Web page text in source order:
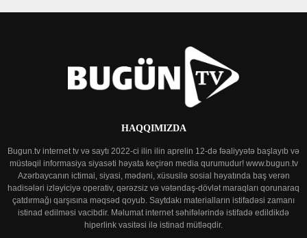
HAQQIMIZDA
Bugun.tv internet tv və saytı 2022-ci ilin ilin aprelin 12-də fəaliyyətə başlayıb və
müstəqil informasiya siyasəti həyata keçirən media qurumudur! www.bugun.tv
Azərbaycanın ictimai, siyasi, mədəni, xüsusilə sosial həyatında baş verən
hadisələri izləyiciyə operativ, qərəzsiz və vətəndaş-dövlət maraqları qorunaraq
çatdırmağı qarşısına məqsəd qoyub. Saytdakı materialların istifadəsi zamanı
istinad edilməsi vacibdir. Məlumat internet səhifələrində istifadə edildikdə
hiperlink vasitəsi ilə istinad mütləqdir.